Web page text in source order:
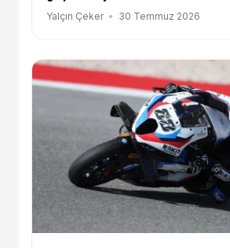
Gonzalez
Yalçın Çeker 30 Temmuz 2026